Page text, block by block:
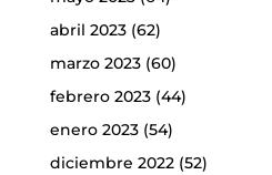
abril 2023(62)
marzo 2023(60)
febrero 2023(44)
enero 2023(54)
diciembre 2022(52)